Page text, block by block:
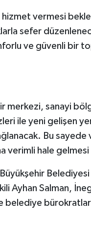
hizmet vermesi
sefer
ve güvenli bir
merkezi, sanayi
ile yeni gelişen
Bu sayede
verimli hale
Belediyesi
Ayhan Salman,
bürokratları